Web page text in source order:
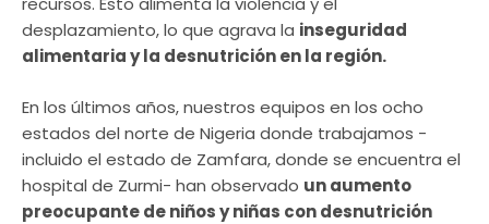
desplazamiento, lo que agrava la inseguridad
alimentaria y la desnutrición en la región.
En los últimos años, nuestros equipos en los ocho
estados del norte de Nigeria donde trabajamos -
incluido el estado de Zamfara, donde se encuentra el
hospital de Zurmi- han observado un aumento
preocupante de niños y niñas con desnutrición